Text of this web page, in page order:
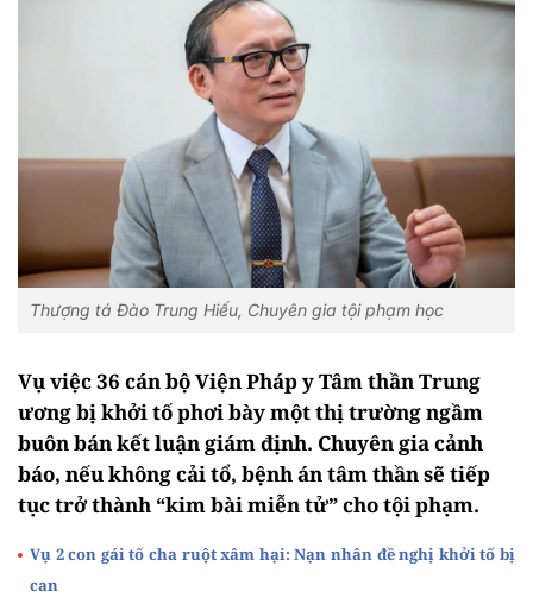
Thượng tá Đào Trung Hiếu, Chuyên gia tội phạm học
Vụ việc 36 cán bộ Viện Pháp y Tâm thần Trung
ương bị khởi tố phơi bày một thị trường ngầm
buôn bán kết luận giám định. Chuyên gia cảnh
báo, nếu không cải tổ, bệnh án tâm thần sẽ tiếp
tục trở thành “kim bài miễn tử” cho tội phạm.
Vụ 2 con gái tố cha ruột xâm hại: Nạn nhân đề nghị khởi tố bị
can